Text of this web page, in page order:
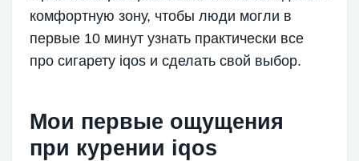
комфортную зону, чтобы люди могли в
первые 10 минут узнать практически все
про сигарету iqos и сделать свой выбор.
Мои первые ощущения
при курении iqos